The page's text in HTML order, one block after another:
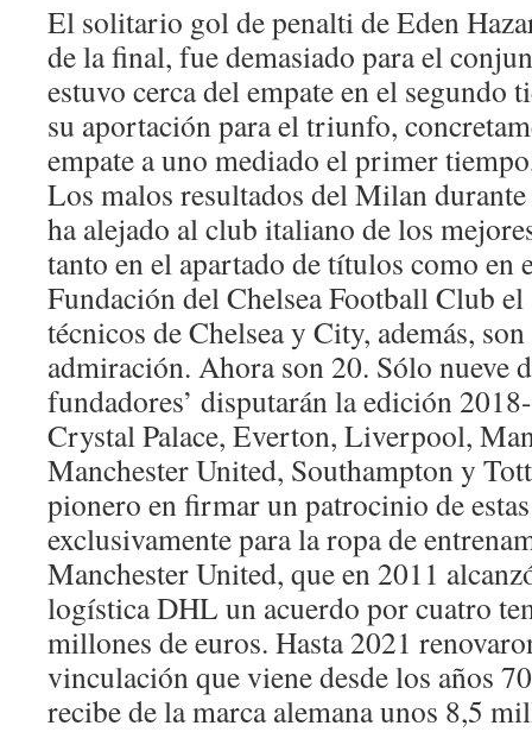
El solitario gol de penalti de Eden
de la final, fue demasiado para el
estuvo cerca del empate en el segundo
su aportación para el triunfo,
empate a uno mediado el primer
Los malos resultados del Milan
ha alejado al club italiano de los
tanto en el apartado de títulos como en
Fundación del Chelsea Football Club
técnicos de Chelsea y City, además,
admiración. Ahora son 20. Sólo nueve
fundadores’ disputarán la edición
Crystal Palace, Everton, Liverpool,
Manchester United, Southampton y
pionero en firmar un patrocinio de
exclusivamente para la ropa de
Manchester United, que en 2011
logística DHL un acuerdo por cuatro
millones de euros. Hasta 2021
vinculación que viene desde los años
recibe de la marca alemana unos 8,5